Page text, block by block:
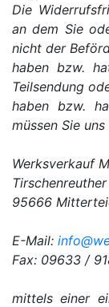
Die
an dem Sie
nicht der
haben bzw.
Teilsendung
haben bzw.
müssen Sie uns
Werksverkauf
95666
E-Mail:
Fax: 09633 /
mittels einer